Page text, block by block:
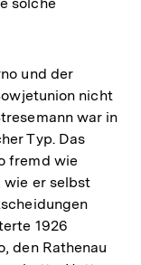
und der
nicht
war in
Typ. Das
fremd wie
wie er selbst
1926
den Rathenau